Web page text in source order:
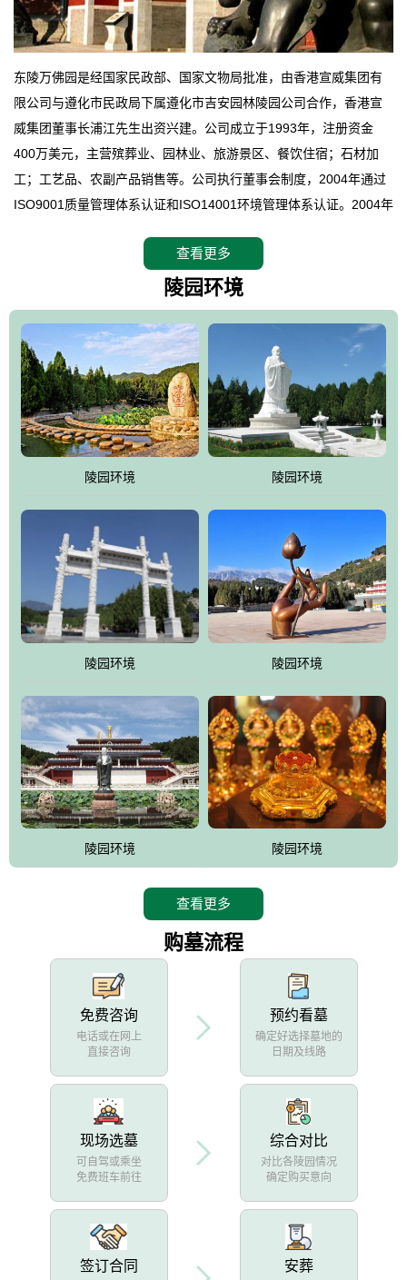
东陵万佛园是经国家民政部、国家文物局批准，由香港宣威集团有
限公司与遵化市民政局下属遵化市吉安园林陵园公司合作，香港宣
威集团董事长浦江先生出资兴建。公司成立于1993年，注册资金
400万美元，主营殡葬业、园林业、旅游景区、餐饮住宿；石材加
工；工艺品、农副产品销售等。公司执行董事会制度，2004年通过
ISO9001质量管理体系认证和ISO14001环境管理体系认证。2004年
拥有4A级旅游区头衔的花园式陵园，园内建有四星级酒店一座。
万佛园位于遵化市境内，座落在世界文化遗产清东陵地形墙内，地
形绝佳，地理位置优越，交通便利。公司以“建设全国顶级人生后花
园、打造佛教精品旅游圣地”为目标，以海外归侨、国内外知名人士
的墓地安葬、祭祀吊亡并结合旅游参观构成其主要使用功能；以苍
郁绚丽、优雅宜人的园林景观构成其外部形象。通过墓园建设与造
园手法相结合的默契操作，建成一处特色鲜明、服务周全、环境优
美、民族风格突出，与周边文物古迹交相呼应的极具吸引力的花园
式园林。
万佛园工程一期占地448亩，目前完成投资近12亿元人民币，园区采
用全仿古式建筑，寻求与世界文化遗产地清东陵的和谐统一，在园
区建设中寻求陵园建设与景区建设的有机融合，充分发挥独一无二
的地形优势，打造现代艺术园林，建设旅游景观、寺庙、酒店等综
合服务设施，服务于陵园经营，使企业的多元化经营项目相互依
托、相互促进，园区绿化覆盖率达90%。
查看更多
陵园环境
陵园环境 陵园环境
陵园环境 陵园环境
陵园环境 陵园环境
查看更多
购墓流程
免费咨询
电话或在网上
直接咨询
预约看墓
确定好选择墓地的
日期及线路
现场选墓
可自驾或乘坐
免费班车前往
综合对比
对比各陵园情况
确定购买意向
签订合同 安葬